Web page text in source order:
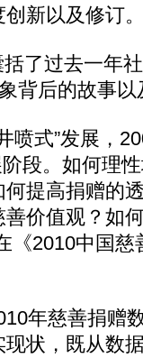
新以及修订
过去一年社
背后的故事
式”发展，
段。如何理
提高捐赠的
价值观？如何
2010中国慈
年慈善捐赠
状，既从数